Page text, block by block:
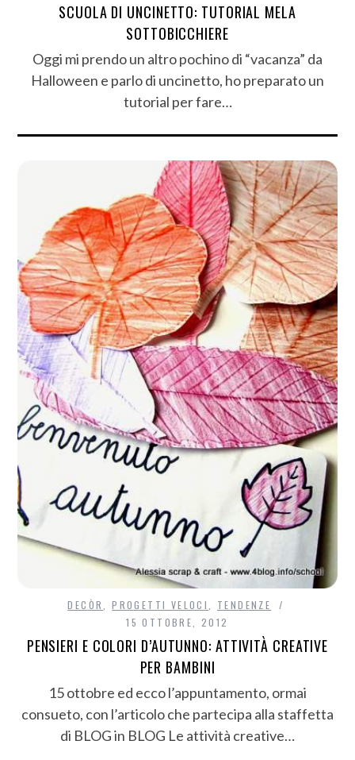
SCUOLA DI UNCINETTO: TUTORIAL MELA
SOTTOBICCHIERE
Oggi mi prendo un altro pochino di “vacanza” da
Halloween e parlo di uncinetto, ho preparato un
tutorial per fare…
DECÒR ,PROGETTI VELOCI
TENDENZE
15 OTTOBRE, 2012
PENSIERI E COLORI D’AUTUNNO: ATTIVITÀ CREATIVE
PER BAMBINI
15 ottobre ed ecco l’appuntamento, ormai
consueto, con l’articolo che partecipa alla staffetta
di BLOG in BLOG Le attività creative…